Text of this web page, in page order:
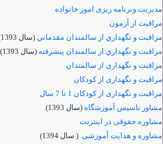
مدیریت وبرنامه ریزی امور خانواده
مراقبت از آزمون
مراقبت و نگهداري از سالمندان مقدماتي (سال 1393)
مراقبت و نگهداري از سالمندان پیشرفته (سال 1393)
مراقبت و نگهداری از سالمندان
مراقبت و نگهداری از کودکان
مراقبت و نگهداری از کودکان 1 تا 7 سال
مشاور تاسیس آموزشگاه (سال 1393)
مشاوره حقوقی در اینترنت
مشاوره و هدایت آموزشی ( سال 1394)